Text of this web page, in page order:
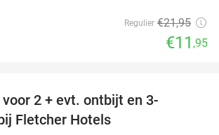
Regulier €21,95
€11 ,95
2 + evt. ontbijt en 3-
Fletcher Hotels